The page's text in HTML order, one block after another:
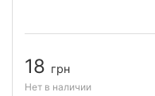
18 грн
Нет в наличии